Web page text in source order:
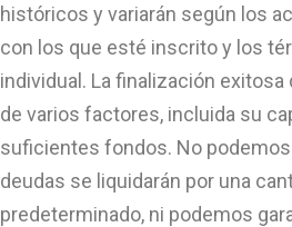
históricos y variarán según los
con los que esté inscrito y los
individual. La finalización
de varios factores, incluida su
suficientes fondos. No
deudas se liquidarán por una
predeterminado, ni podemos